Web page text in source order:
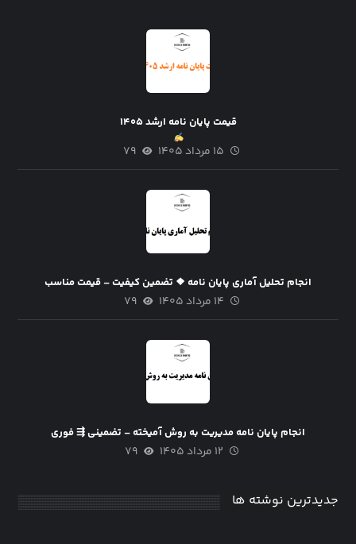
قیمت پایان نامه ارشد ۱۴۰۵
۱۵ مرداد ۱۴۰۵ ۷۹
انجام تحلیل آماری پایان نامه ❖ تضمین کیفیت – قیمت مناسب
۱۴ مرداد ۱۴۰۵ ۷۹
انجام پایان نامه مدیریت به روش آمیخته – تضمینی ⇶ فوری
۱۲ مرداد ۱۴۰۵ ۷۹
جدیدترین نوشته ها